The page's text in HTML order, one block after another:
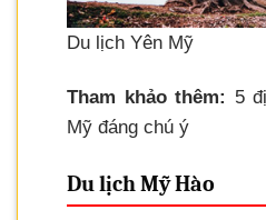
Du lịch Yên Mỹ
Tham khảo thêm: 5
Mỹ đáng chú ý
Du lịch Mỹ Hào